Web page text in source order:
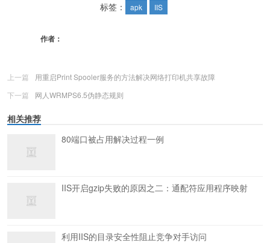
标签： apk IIS
作者：
上一篇
用重启Print Spooler服务的方法解决网络打印机共享故障
下一篇
网人WRMPS6.5伪静态规则
相关推荐
80端口被占用解决过程一例
IIS开启gzip失败的原因之二：通配符应用程序映射
利用IIS的目录安全性阻止竞争对手访问